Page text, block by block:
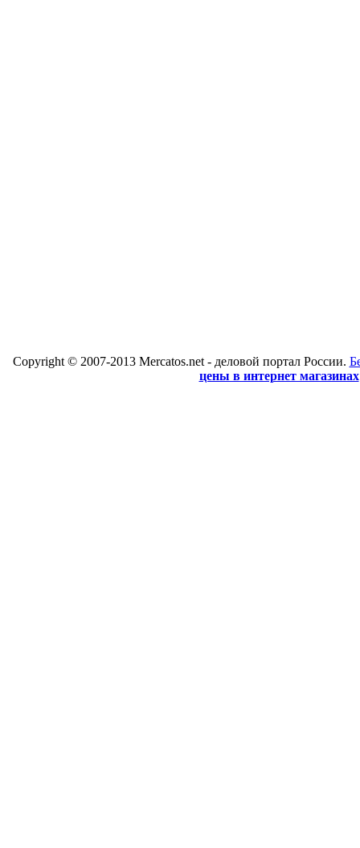
Copyright © 2007-2013 Mercatos.net - деловой портал России.
цены в интернет магазинах